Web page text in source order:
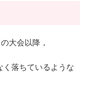
大会以降，
く落ちているような